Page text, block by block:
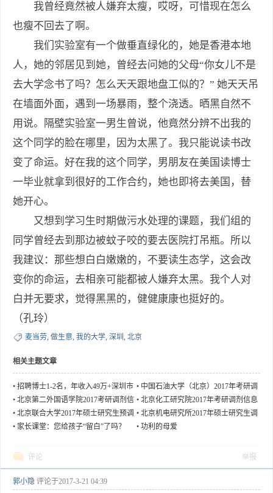
我曾经竟然被人嫌弃太瘦，哎呀，可惜现在怎么
也瘦不回去了啊。
我们实验室有一个做垂直绿化的，她是香港本地
人，她的邻居见到她，曾经去问她的父母“你女儿不是
去大学念书了吗？怎么天天跟地盘工似的？” 她天天吊
在墙面外面，遇到一场暴雨，整个浇透。晒黑自然不
用说。隔壁实验室一男生曾说，他竟然分辨不出我的
这个同学的脸在哪里，因为太黑了。我只能说读书改
变了命运。好在我的这个同学，男朋友在美国读博士
一毕业就拿到很好的工作合约，她也即将去美国，替
她开心。
又想到学习生时期做污水处理的课题，我们组的
同学曾经去到那边被蚊子咬的要去医院打吊瓶。所以
我建议：那些想白白嫩嫩的，不要读生态学，这会改
变你的命运，去相亲可能都被人嫌弃太黑。我个人对
白并无要求，觉得黑黑的，健健康康也挺好的。
（孔玲）
麦当劳, 做生意, 我的大学, 深圳 , 北京
相关主题文章
• 招聘博士1-2名，年收入49万+深圳市
长隆科技有限公司
• 中国石油大学（北京）2017年考研调
剂信息
• 北京第二外国语学院2017考研调剂信
息
• 北京化工研究院2017年考研调剂信息
• 北京联合大学2017年硕士研究生预调
剂
• 北京机电研究所2017年硕士研究生调
剂信息（公费）
• 家长课堂：您给孩子“留白”了吗？ • 功利的母爱
评论 举报
郭小隐 评论于2017-3-21 04:39